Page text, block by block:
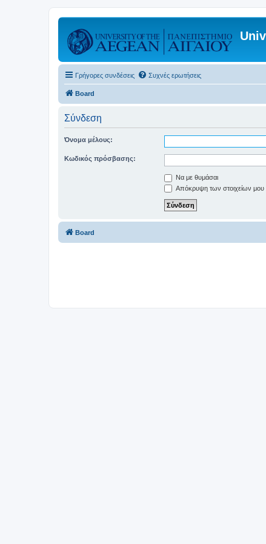
Γρήγορες συνδέσεις Συχνές ερωτήσεις
Board
Σύνδεση
Όνομα μέλους:
Κωδικός πρόσβασης:
Να με θυμάσαι
Απόκρυψη των στοιχείων μου
Board